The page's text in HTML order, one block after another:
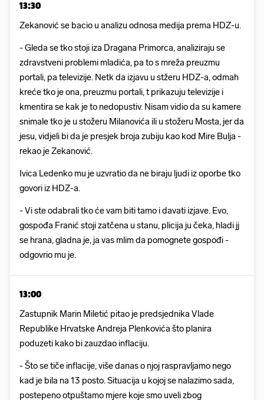
13:30
Zekanović se bacio u analizu odnosa medija prema HDZ-u.
- Gleda se tko stoji iza Dragana Primorca, analiziraju se
zdravstveni problemi mladića, pa to s mreža preuzmu
portali, pa televizije. Netk da izjavu u stžeru HDZ-a, odmah
kreće tko je ona, preuzmu portali, t prikazuju televizije i
kmentira se kak je to nedopustiv. Nisam vidio da su kamere
snimale tko je u stožeru Milanovića ili u stožeru Mosta, jer da
jesu, vidjeli bi da je presjek broja zubiju kao kod Mire Bulja -
rekao je Zekanović.
Ivica Ledenko mu je uzvratio da ne biraju ljudi iz oporbe tko
govori iz HDZ-a.
- Vi ste odabrali tko će vam biti tamo i davati izjave. Evo,
gospođa Franić stoji zatčena u stanu, plicija ju čeka, hladi jj
se hrana, gladna je, ja vas mlim da pomognete gospođi -
odgovrio mu je.
13:00
Zastupnik Marin Miletić pitao je predsjednika Vlade
Republike Hrvatske Andreja Plenkovića što planira
poduzeti kako bi zauzdao inflaciju.
- Što se tiče inflacije, više danas o njoj raspravljamo nego
kad je bila na 13 posto. Situacija u kojoj se nalazimo sada,
postepeno otpuštamo mjere koje smo uveli zbog